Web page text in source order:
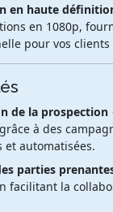
en haute
en 1080p,
pour vos
de la prospection
à des
et automatisées.
parties
facilitant la